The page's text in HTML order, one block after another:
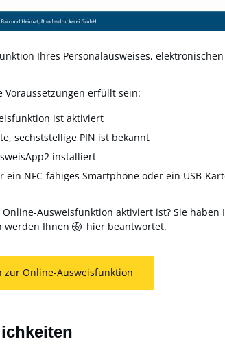
Ihres Personalausweises,
Voraussetzungen erfüllt sein:
ist aktiviert
sechststellige PIN ist bekannt
installiert
ein NFC-fähiges Smartphone oder ein USB-
Ausweisfunktion aktiviert ist? Sie
werden Ihnen
hier beantwortet.
Online-Ausweisfunktion